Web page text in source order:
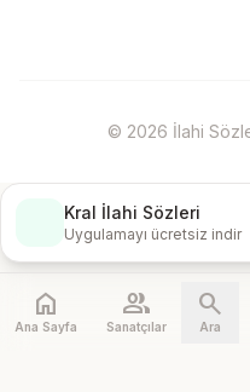
© 2026 İlahi
Kral İlahi Sözleri
Uygulamayı ücretsiz indir
home
Ana Sayfa
people
Sanatçılar
search
Ara